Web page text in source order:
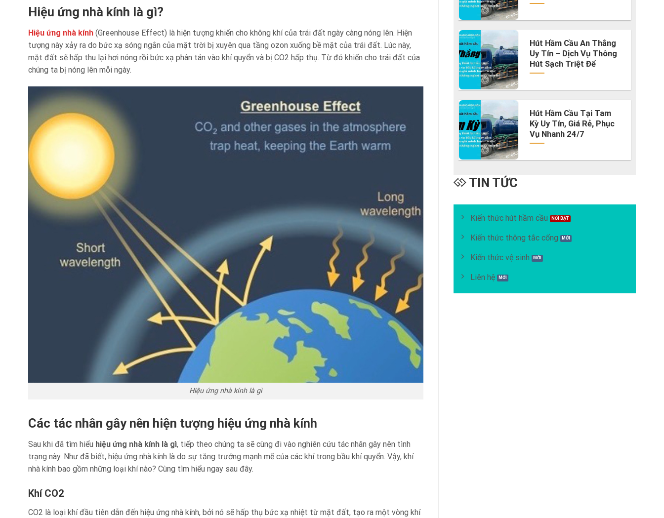
Hiệu ứng nhà kính là gì?
Hiệu ứng nhà kính (Greenhouse Effect) là hiện tượng khiến cho không khí của trái đất ngày càng nóng lên. Hiện
tượng này xảy ra do bức xạ sóng ngắn của mặt trời bị xuyên qua tầng ozon xuống bề mặt của trái đất. Lúc này,
mặt đất sẽ hấp thu lại hơi nóng rồi bức xạ phân tán vào khí quyển và bị CO2 hấp thụ. Từ đó khiến cho trái đất của
chúng ta bị nóng lên mỗi ngày.
Hiệu ứng nhà kính là gì
Các tác nhân gây nên hiện tượng hiệu ứng nhà kính
Sau khi đã tìm hiểu hiệu ứng nhà kính là gì, tiếp theo chúng ta sẽ cùng đi vào nghiên cứu tác nhân gây nên tình
trạng này. Như đã biết, hiệu ứng nhà kính là do sự tăng trưởng mạnh mẽ của các khí trong bầu khí quyển. Vậy, khí
nhà kính bao gồm những loại khí nào? Cùng tìm hiểu ngay sau đây.
Khí CO2
CO2 là loại khí đầu tiên dẫn đến hiệu ứng nhà kính, bởi nó sẽ hấp thụ bức xạ nhiệt từ mặt đất, tạo ra một vòng khí
Hút Hầm Cầu An Thắng
Uy Tín – Dịch Vụ Thông
Hút Sạch Triệt Để
Hút Hầm Cầu Tại Tam
Kỳ Uy Tín, Giá Rẻ, Phục
Vụ Nhanh 24/7
TIN TỨC
Kiến thức hút hầm cầu
Kiến thức thông tắc cống
Kiến thức vệ sinh
Liên hệ